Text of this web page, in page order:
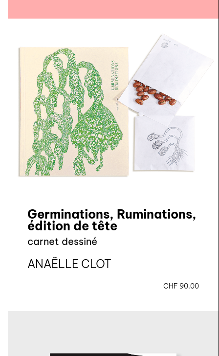
Germinations, Ruminations,
édition de tête
carnet dessiné
ANAËLLE CLOT
CHF 90.00